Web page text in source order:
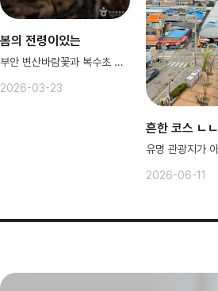
봄의 전령이있는
부안 변산바람꽃과 복수초 이야기
2026-03-23
흔한 코스 ㄴㄴ
2026-06-11